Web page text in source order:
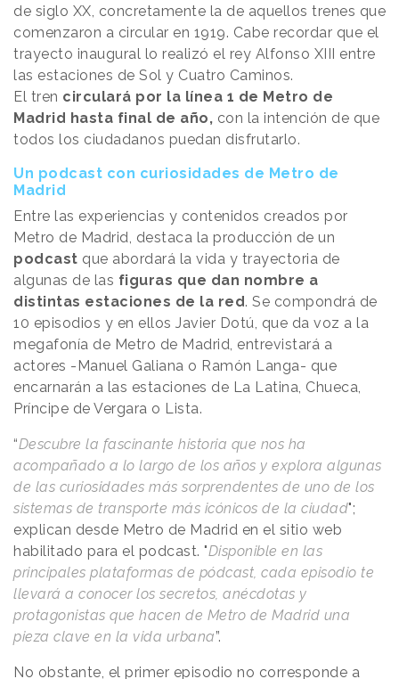
de siglo XX, concretamente la de aquellos trenes que
comenzaron a circular en 1919. Cabe recordar que el
trayecto inaugural lo realizó el rey Alfonso XIII entre
las estaciones de Sol y Cuatro Caminos.
El tren circulará por la línea 1 de Metro de
Madrid hasta final de año, con la intención de que
todos los ciudadanos puedan disfrutarlo.
Un podcast con curiosidades de Metro de
Madrid
Entre las experiencias y contenidos creados por
Metro de Madrid, destaca la producción de un
podcast que abordará la vida y trayectoria de
algunas de las figuras que dan nombre a
distintas estaciones de la red. Se compondrá de
10 episodios y en ellos Javier Dotú, que da voz a la
megafonía de Metro de Madrid, entrevistará a
actores -Manuel Galiana o Ramón Langa- que
encarnarán a las estaciones de La Latina, Chueca,
Príncipe de Vergara o Lista.
“Descubre la fascinante historia que nos ha
acompañado a lo largo de los años y explora algunas
de las curiosidades más sorprendentes de uno de los
sistemas de transporte más icónicos de la ciudad";
explican desde Metro de Madrid en el sitio web
habilitado para el podcast. "Disponible en las
principales plataformas de pódcast, cada episodio te
llevará a conocer los secretos, anécdotas y
protagonistas que hacen de Metro de Madrid una
pieza clave en la vida urbana”.
No obstante, el primer episodio no corresponde a